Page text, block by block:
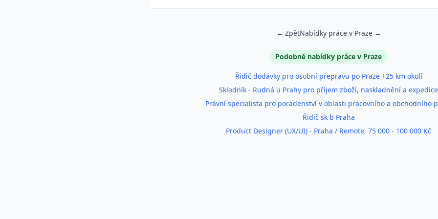
← ZpětNabídky práce v Praze →
Podobné nabídky práce v Praze
Řidič dodávky pro osobní přepravu po Praze +25 km okolí
Skladník - Rudná u Prahy pro příjem zboží, naskladnění a expedice
Právní specialista pro poradenství v oblasti pracovního a obchodního
Řidič sk b Praha
Product Designer (UX/UI) - Praha / Remote, 75 000 - 100 000 Kč